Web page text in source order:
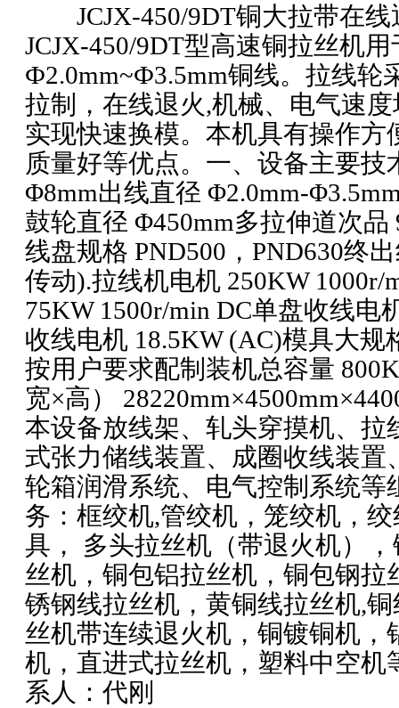
JCJX-450/9DT铜大拉带在线
JCJX-450/9DT型高速铜拉丝机
Ф2.0mm~Ф3.5mm铜线。拉线轮
拉制，在线退火,机械、电气速
实现快速换模。本机具有操作方
质量好等优点。一、设备主要技
Φ8mm出线直径 Φ2.0mm-
鼓轮直径 Φ450mm多拉伸道次品
线盘规格 PND500，PND630终
传动).拉线机电机 250KW 1000r/
75KW 1500r/min DC单盘收线电
收线电机 18.5KW (AC)模具大
按用户要求配制装机总容量
宽×高）
本设备放线架、轧头穿摸机、拉
式张力储线装置、成圈收线装置
轮箱润滑系统、电气控制系统等
务：框绞机,管绞机，笼绞机，
具， 多头拉丝机（带退火机）
丝机，铜包铝拉丝机，铜包钢拉
锈钢线拉丝机，黄铜线拉丝机,
丝机带连续退火机，铜镀铜机，
机，直进式拉丝机，塑料中空机
系人：代刚